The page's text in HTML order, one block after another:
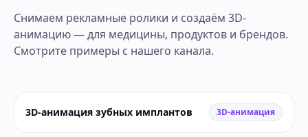
Снимаем рекламные ролики и создаём 3D-
анимацию — для медицины, продуктов и брендов.
Смотрите примеры с нашего канала.
3D-анимация зубных имплантов 3D-анимация